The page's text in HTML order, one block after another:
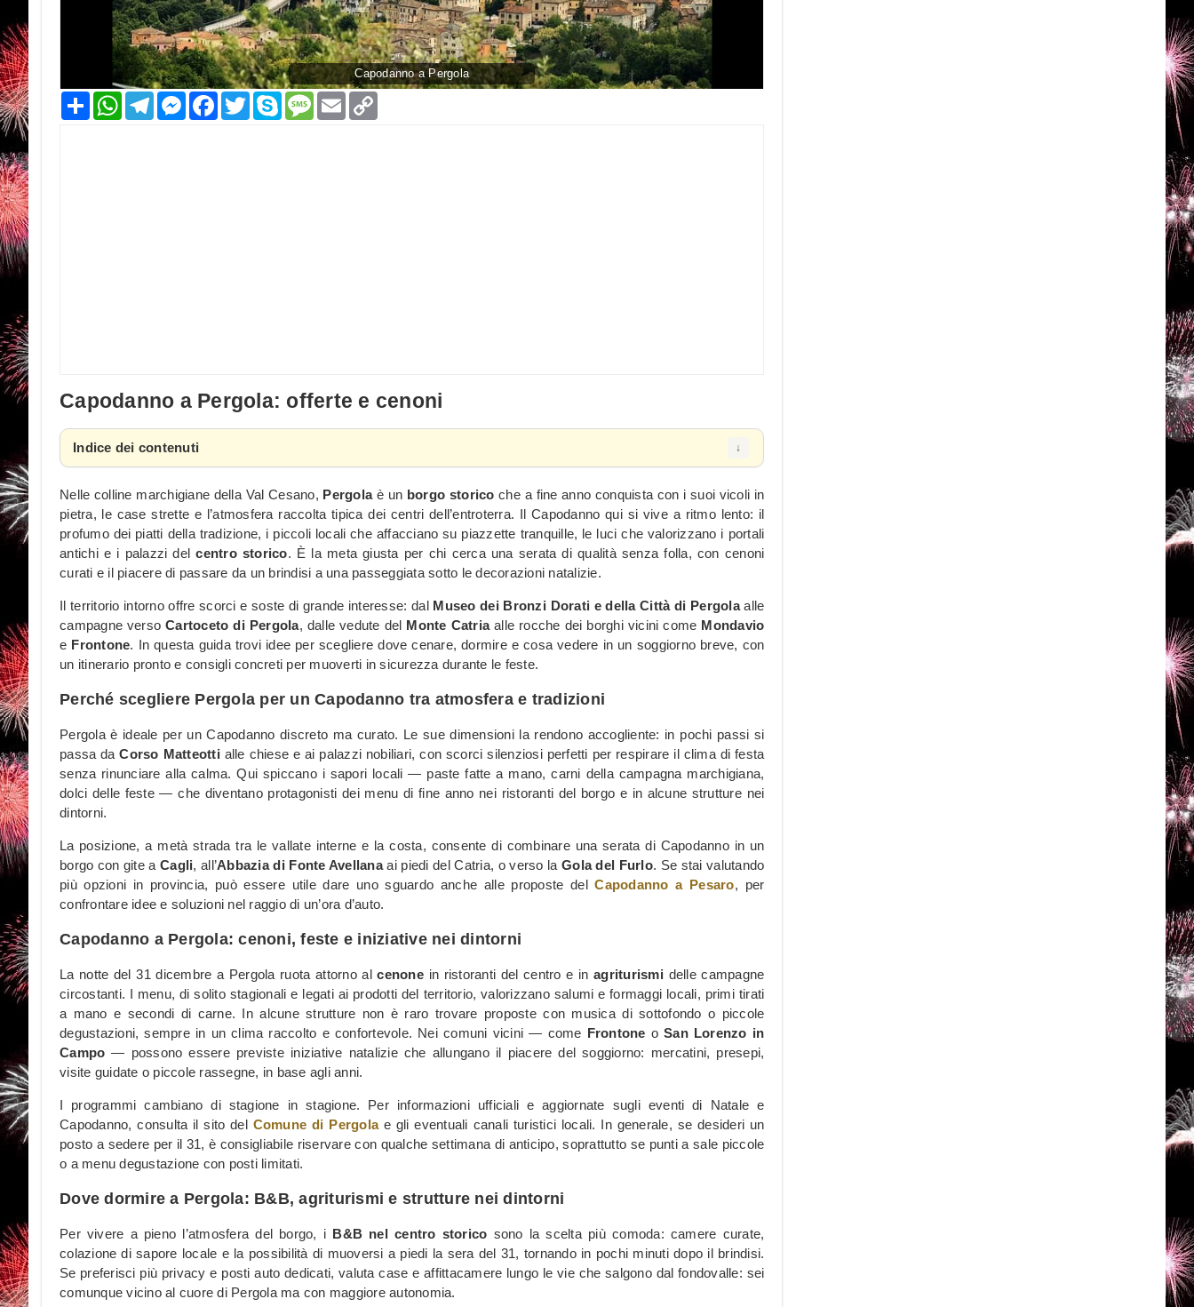
Capodanno a Pergola
CondividiWhatsAppTelegramMessenger
Facebook
TwitterSkypeMessage
Email
Capodanno a Pergola: offerte e cenoni
Indice dei contenuti
Nelle colline marchigiane della Val Cesano, Pergolaè un borgo storico che a fine anno conquista con i suoi vicoli in
pietra, le case strette e l’atmosfera raccolta tipica dei centri dell’entroterra. Il Capodanno qui si vive a ritmo lento: il
profumo dei piatti della tradizione, i piccoli locali che affacciano su piazzette tranquille, le luci che valorizzano i portali
antichi e i palazzi delcentro storico. È la meta giusta per chi cerca una serata di qualità senza folla, con cenoni
curati e il piacere di passare da un brindisi a una passeggiata sotto le decorazioni natalizie.
Il territorio intorno offre scorci e soste di grande interesse: dal Museo dei Bronzi Dorati e della Città di Pergolaalle
campagne versoCartoceto di Pergola, dalle vedute del Monte Catriaalle rocche dei borghi vicini come Mondavio
e Frontone. In questa guida trovi idee per scegliere dove cenare, dormire e cosa vedere in un soggiorno breve, con
un itinerario pronto e consigli concreti per muoverti in sicurezza durante le feste.
Perché scegliere Pergola per un Capodanno tra atmosfera e tradizioni
Pergola è ideale per un Capodanno discreto ma curato. Le sue dimensioni la rendono accogliente: in pochi passi si
passa daCorso Matteotti alle chiese e ai palazzi nobiliari, con scorci silenziosi perfetti per respirare il clima di festa
senza rinunciare alla calma. Qui spiccano i sapori locali — paste fatte a mano, carni della campagna marchigiana,
dolci delle feste — che diventano protagonisti dei menu di fine anno nei ristoranti del borgo e in alcune strutture nei
dintorni.
La posizione, a metà strada tra le vallate interne e la costa, consente di combinare una serata di Capodanno in un
borgo con gite aCagli, all’Abbazia di Fonte Avellanaai piedi del Catria, o verso la Gola del Furlo. Se stai valutando
più opzioni in provincia, può essere utile dare uno sguardo anche alle proposte delCapodanno a Pesaro, per
confrontare idee e soluzioni nel raggio di un’ora d’auto.
Capodanno a Pergola: cenoni, feste e iniziative nei dintorni
La notte del 31 dicembre a Pergola ruota attorno alcenonein ristoranti del centro e inagriturismi delle campagne
circostanti. I menu, di solito stagionali e legati ai prodotti del territorio, valorizzano salumi e formaggi locali, primi tirati
a mano e secondi di carne. In alcune strutture non è raro trovare proposte con musica di sottofondo o piccole
degustazioni, sempre in un clima raccolto e confortevole. Nei comuni vicini — come Frontone oSan Lorenzo in
Campo — possono essere previste iniziative natalizie che allungano il piacere del soggiorno: mercatini, presepi,
visite guidate o piccole rassegne, in base agli anni.
I programmi cambiano di stagione in stagione. Per informazioni ufficiali e aggiornate sugli eventi di Natale e
Capodanno, consulta il sito del Comune di Pergolae gli eventuali canali turistici locali. In generale, se desideri un
posto a sedere per il 31, è consigliabile riservare con qualche settimana di anticipo, soprattutto se punti a sale piccole
o a menu degustazione con posti limitati.
Dove dormire a Pergola: B&B, agriturismi e strutture nei dintorni
Per vivere a pieno l’atmosfera del borgo, i B&B nel centro storico sono la scelta più comoda: camere curate,
colazione di sapore locale e la possibilità di muoversi a piedi la sera del 31, tornando in pochi minuti dopo il brindisi.
Se preferisci più privacy e posti auto dedicati, valuta case e affittacamere lungo le vie che salgono dal fondovalle: sei
comunque vicino al cuore di Pergola ma con maggiore autonomia.